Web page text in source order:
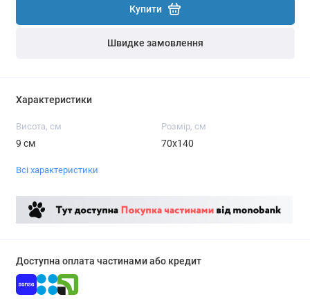
Купити
Швидке замовлення
Характеристики
Висота, см
9 см
Розмір, см
70х140
Всі характеристики
Доступна оплата частинами або кредит